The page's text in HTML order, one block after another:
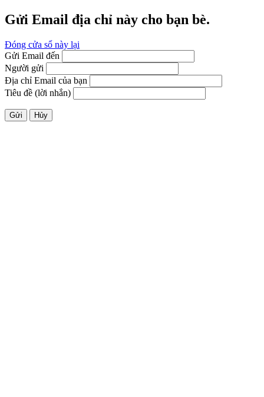
Gửi Email địa chỉ này cho bạn bè.
Đóng cửa sổ này lại
Gửi Email đến
Người gửi
Địa chỉ Email của bạn
Tiêu đề (lời nhắn)
Gửi Hủy